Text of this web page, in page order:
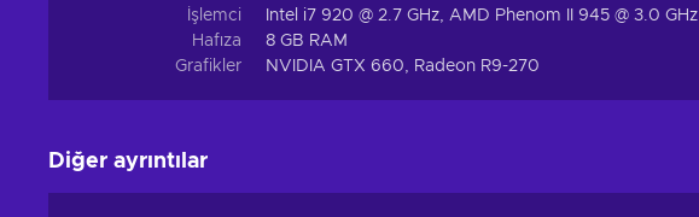
İşlemci
Intel i7 920 @ 2.7 GHz, AMD Phenom II 945 @ 3.0 GHz
Hafıza
8 GB RAM
Grafikler
NVIDIA GTX 660, Radeon R9-270
Diğer ayrıntılar